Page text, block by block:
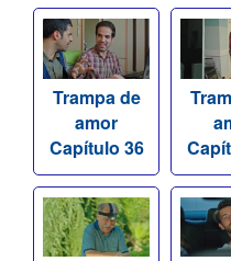
Trampa de
amor
Capítulo 36